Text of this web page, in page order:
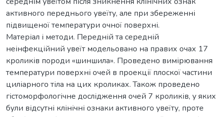
активного переднього увеїту, але при збереженні
підвищеної температури очної поверхні.
Матеріал і методи. Передній та середній
неінфекційний увеїт модельовано на правих очах 17
кроликів породи «шиншила». Проведено вимірювання
температури поверхні очей в проекції плоскої частини
циліарного тіла на цих кроликах. Також проведено
гістоморфологічне дослідження очей 7 кроликів, у яких
були відсутні клінічні ознаки активного увеїту, проте